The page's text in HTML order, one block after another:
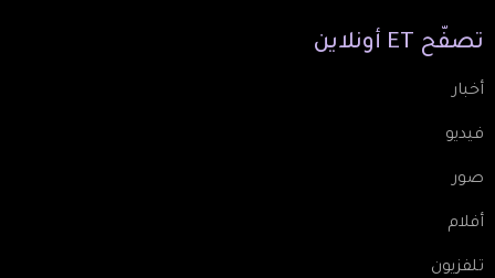
تصفّح ET أونلاين
أخبار
فيديو
صور
أفلام
تلفزيون